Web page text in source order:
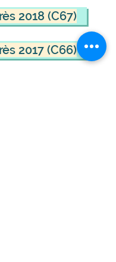
2018 (C67)
2017 (C66)